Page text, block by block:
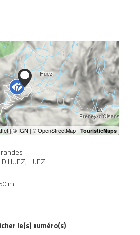
D'HUEZ, HUEZ
m
le(s) numéro(s)